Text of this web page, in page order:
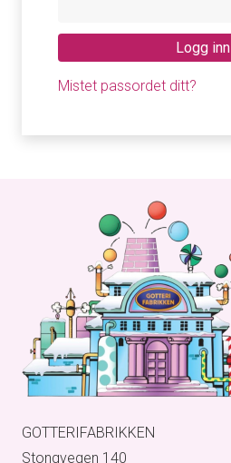
Logg inn
Mistet passordet ditt?
GOTTERIFABRIKKEN
Stongvegen 140